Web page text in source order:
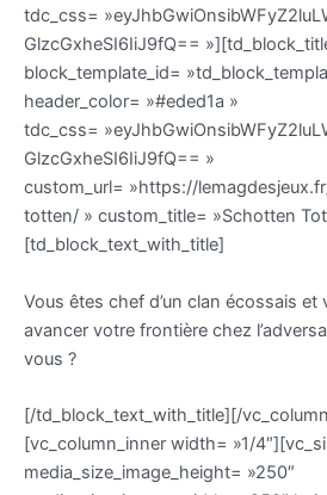
tdc_css=
GlzcGxheSI6IiJ9fQ==
block_template_id=
header_color= »#eded1a »
tdc_css=
GlzcGxheSI6IiJ9fQ== »
custom_url= »https://
totten/ » custom_title= »Schotten
[td_block_text_with_title]
Vous êtes chef d’un clan écossais et
avancer votre frontière chez
vous ?
[/td_block_text_with_title][/
[vc_column_inner width= »1/
media_size_image_height= »250″